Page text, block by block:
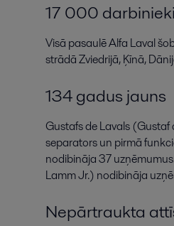
17 000 darbinieki
Visā pasaulē Alfa Laval
strādā Zviedrijā, Ķīnā,
134 gadus jauns
Gustafs de Lavals
separators un pirmā
nodibināja 37
Lamm Jr.) nodibināja
Nepārtraukta